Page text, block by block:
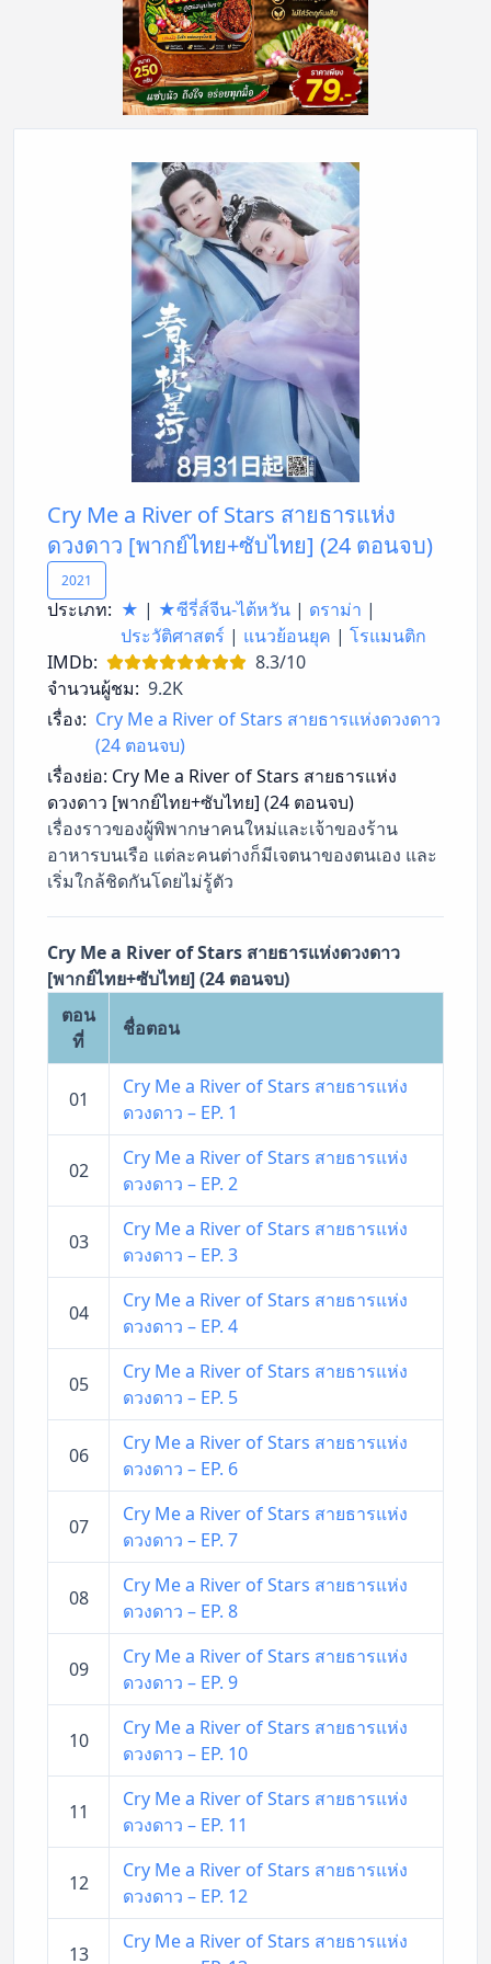
Cry Me a River of Stars สายธารแห่ง
ดวงดาว [พากย์ไทย+ซับไทย] (24 ตอนจบ)
2021
ประเภท: ★ | ★ซีรี่ส์จีน-ไต้หวัน | ดราม่า |
ประวัติศาสตร์ | แนวย้อนยุค | โรแมนติก
IMDb:
8.3/10
จำนวนผู้ชม: 9.2K
เรื่อง: Cry Me a River of Stars สายธารแห่งดวงดาว
(24 ตอนจบ)
เรื่องย่อ: Cry Me a River of Stars สายธารแห่ง
ดวงดาว [พากย์ไทย+ซับไทย] (24 ตอนจบ)
เรื่องราวของผู้พิพากษาคนใหม่และเจ้าของร้าน
อาหารบนเรือ แต่ละคนต่างก็มีเจตนาของตนเอง และ
เริ่มใกล้ชิดกันโดยไม่รู้ตัว
Cry Me a River of Stars สายธารแห่งดวงดาว
[พากย์ไทย+ซับไทย] (24 ตอนจบ)
ตอน
ที่
ชื่อตอน
01
Cry Me a River of Stars สายธารแห่ง
ดวงดาว – EP. 1
02
Cry Me a River of Stars สายธารแห่ง
ดวงดาว – EP. 2
03
Cry Me a River of Stars สายธารแห่ง
ดวงดาว – EP. 3
04
Cry Me a River of Stars สายธารแห่ง
ดวงดาว – EP. 4
05
Cry Me a River of Stars สายธารแห่ง
ดวงดาว – EP. 5
06
Cry Me a River of Stars สายธารแห่ง
ดวงดาว – EP. 6
07
Cry Me a River of Stars สายธารแห่ง
ดวงดาว – EP. 7
08
Cry Me a River of Stars สายธารแห่ง
ดวงดาว – EP. 8
09
Cry Me a River of Stars สายธารแห่ง
ดวงดาว – EP. 9
10
Cry Me a River of Stars สายธารแห่ง
ดวงดาว – EP. 10
11
Cry Me a River of Stars สายธารแห่ง
ดวงดาว – EP. 11
12
Cry Me a River of Stars สายธารแห่ง
ดวงดาว – EP. 12
13
Cry Me a River of Stars สายธารแห่ง